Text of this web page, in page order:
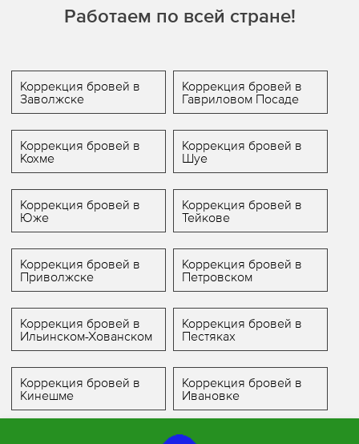
Работаем по всей стране!
Коррекция бровей в
Заволжске
Коррекция бровей в
Гавриловом Посаде
Коррекция бровей в
Кохме
Коррекция бровей в
Шуе
Коррекция бровей в
Юже
Коррекция бровей в
Тейкове
Коррекция бровей в
Приволжске
Коррекция бровей в
Петровском
Коррекция бровей в
Ильинском-Хованском
Коррекция бровей в
Пестяках
Коррекция бровей в
Кинешме
Коррекция бровей в
Ивановке